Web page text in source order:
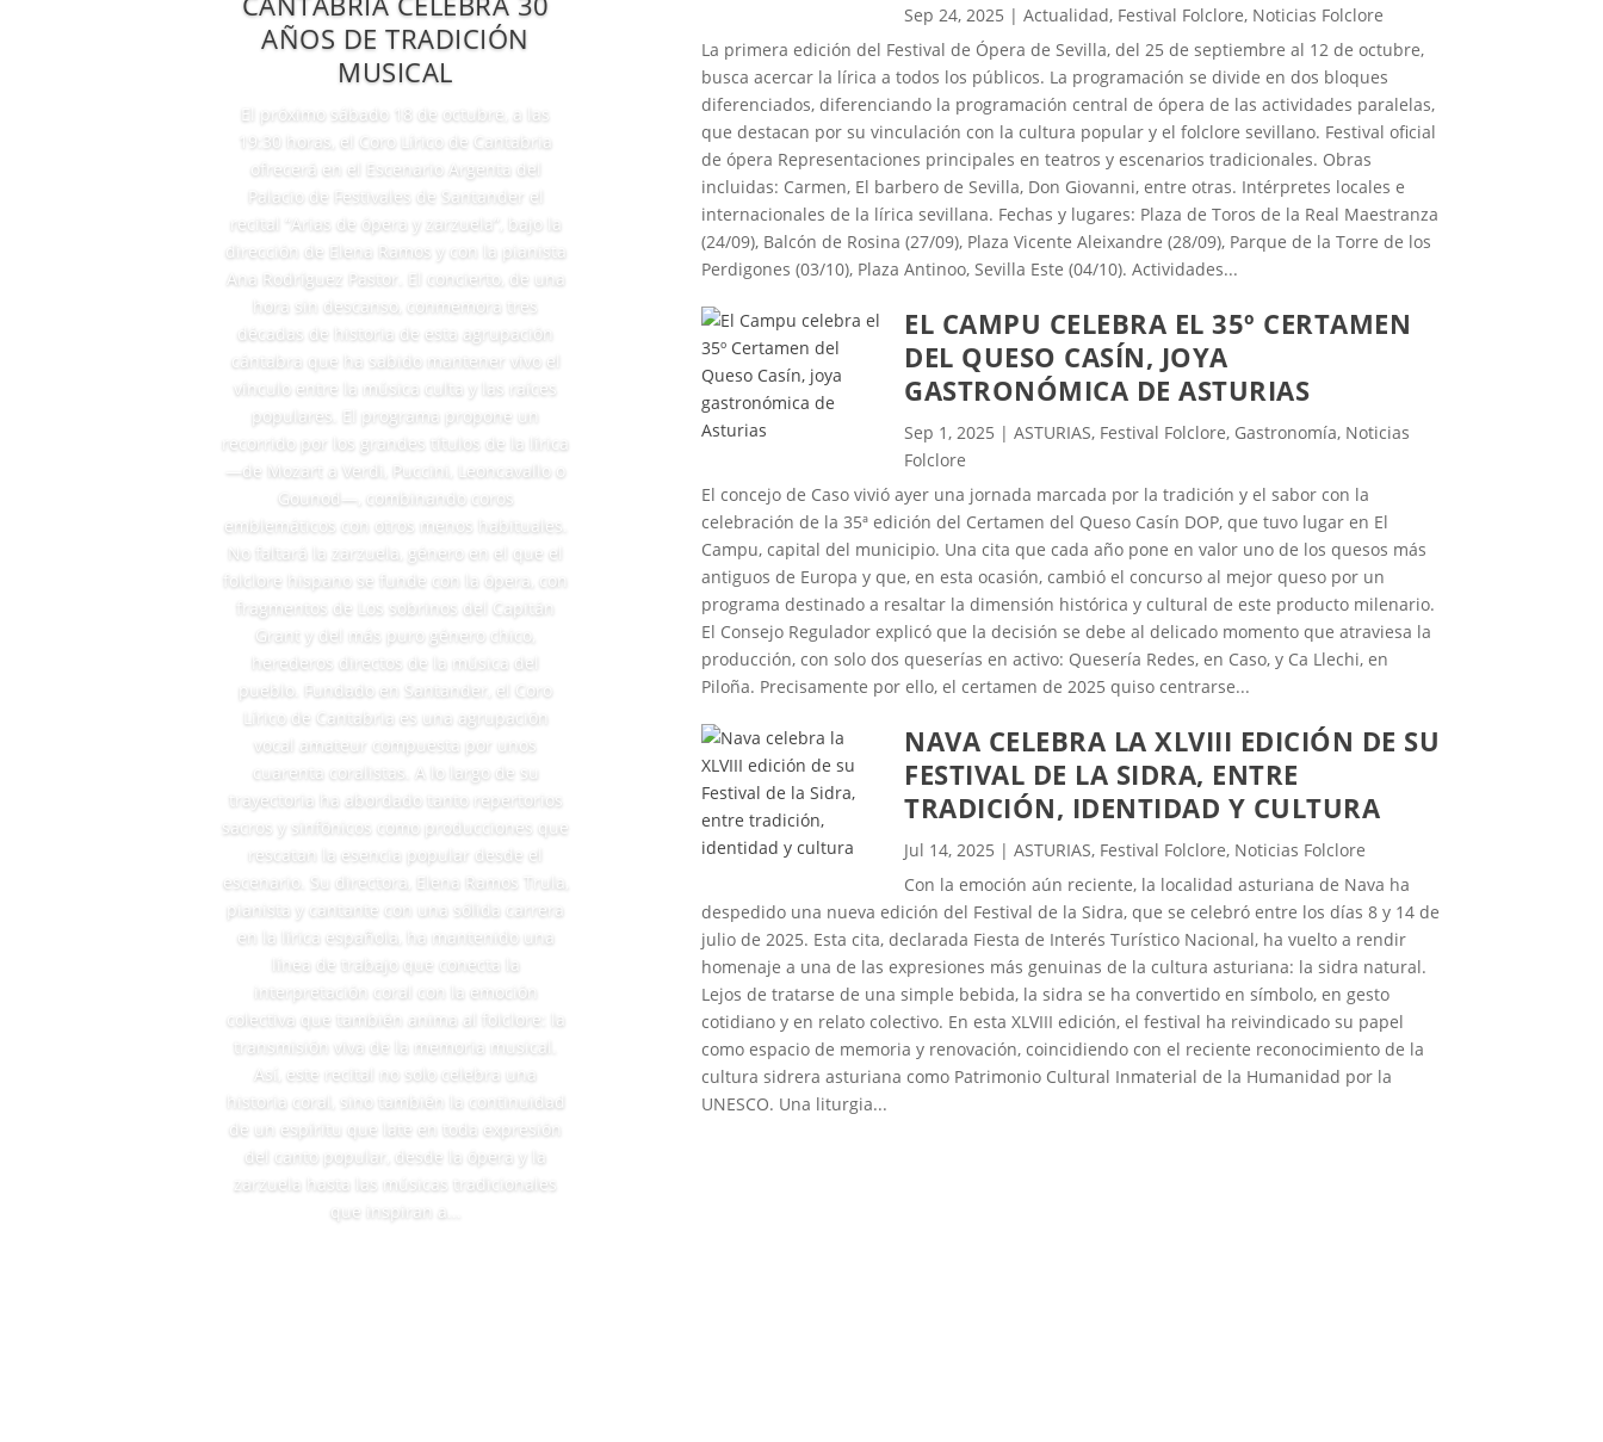
AÑOS DE TRADICIÓN
MUSICAL
El próximo sábado 18 de octubre, a las
19:30 horas, el Coro Lírico de Cantabria
ofrecerá en el Escenario Argenta del
Palacio de Festivales de Santander el
recital “Arias de ópera y zarzuela”, bajo la
dirección de Elena Ramos y con la pianista
Ana Rodríguez Pastor. El concierto, de una
hora sin descanso, conmemora tres
décadas de historia de esta agrupación
cántabra que ha sabido mantener vivo el
vínculo entre la música culta y las raíces
populares. El programa propone un
recorrido por los grandes títulos de la lírica
—de Mozart a Verdi, Puccini, Leoncavallo o
Gounod—, combinando coros
emblemáticos con otros menos habituales.
No faltará la zarzuela, género en el que el
folclore hispano se funde con la ópera, con
fragmentos de Los sobrinos del Capitán
Grant y del más puro género chico,
herederos directos de la música del
pueblo. Fundado en Santander, el Coro
Lírico de Cantabria es una agrupación
vocal amateur compuesta por unos
cuarenta coralistas. A lo largo de su
trayectoria ha abordado tanto repertorios
sacros y sinfónicos como producciones que
rescatan la esencia popular desde el
escenario. Su directora, Elena Ramos Trula,
pianista y cantante con una sólida carrera
en la lírica española, ha mantenido una
línea de trabajo que conecta la
interpretación coral con la emoción
colectiva que también anima al folclore: la
transmisión viva de la memoria musical.
Así, este recital no solo celebra una
historia coral, sino también la continuidad
de un espíritu que late en toda expresión
del canto popular, desde la ópera y la
zarzuela hasta las músicas tradicionales
que inspiran a...
Sep 24, 2025 |Actualidad, Festival Folclore, Noticias Folclore
La primera edición del Festival de Ópera de Sevilla, del 25 de septiembre al 12 de octubre,
busca acercar la lírica a todos los públicos. La programación se divide en dos bloques
diferenciados, diferenciando la programación central de ópera de las actividades paralelas,
que destacan por su vinculación con la cultura popular y el folclore sevillano. Festival oficial
de ópera Representaciones principales en teatros y escenarios tradicionales. Obras
incluidas: Carmen, El barbero de Sevilla, Don Giovanni, entre otras. Intérpretes locales e
internacionales de la lírica sevillana. Fechas y lugares: Plaza de Toros de la Real Maestranza
(24/09), Balcón de Rosina (27/09), Plaza Vicente Aleixandre (28/09), Parque de la Torre de los
Perdigones (03/10), Plaza Antinoo, Sevilla Este (04/10). Actividades...
EL CAMPU CELEBRA EL 35º CERTAMEN
DEL QUESO CASÍN, JOYA
GASTRONÓMICA DE ASTURIAS
Sep 1, 2025 |ASTURIAS, Festival Folclore, Gastronomía, Noticias
Folclore
El concejo de Caso vivió ayer una jornada marcada por la tradición y el sabor con la
celebración de la 35ª edición del Certamen del Queso Casín DOP, que tuvo lugar en El
Campu, capital del municipio. Una cita que cada año pone en valor uno de los quesos más
antiguos de Europa y que, en esta ocasión, cambió el concurso al mejor queso por un
programa destinado a resaltar la dimensión histórica y cultural de este producto milenario.
El Consejo Regulador explicó que la decisión se debe al delicado momento que atraviesa la
producción, con solo dos queserías en activo: Quesería Redes, en Caso, y Ca Llechi, en
Piloña. Precisamente por ello, el certamen de 2025 quiso centrarse...
NAVA CELEBRA LA XLVIII EDICIÓN DE SU
FESTIVAL DE LA SIDRA, ENTRE
TRADICIÓN, IDENTIDAD Y CULTURA
Jul 14, 2025 |ASTURIAS, Festival Folclore, Noticias Folclore
Con la emoción aún reciente, la localidad asturiana de Nava ha
despedido una nueva edición del Festival de la Sidra, que se celebró entre los días 8 y 14 de
julio de 2025. Esta cita, declarada Fiesta de Interés Turístico Nacional, ha vuelto a rendir
homenaje a una de las expresiones más genuinas de la cultura asturiana: la sidra natural.
Lejos de tratarse de una simple bebida, la sidra se ha convertido en símbolo, en gesto
cotidiano y en relato colectivo. En esta XLVIII edición, el festival ha reivindicado su papel
como espacio de memoria y renovación, coincidiendo con el reciente reconocimiento de la
cultura sidrera asturiana como Patrimonio Cultural Inmaterial de la Humanidad por la
UNESCO. Una liturgia...